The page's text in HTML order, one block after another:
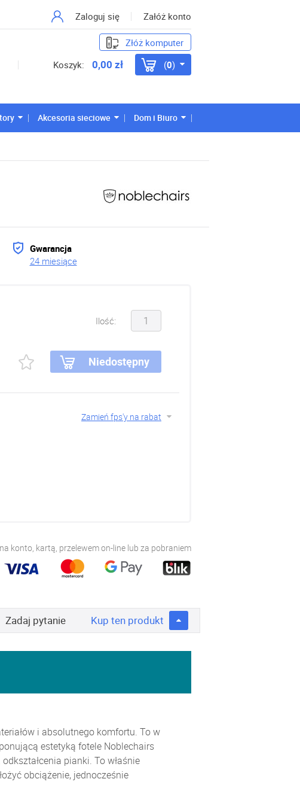
Złóż komputer
Zaloguj się Załóż konto
Akcesoria sieciowe Dom i Biuro
Koszyk: 0,00 zł 0
Gwarancja
24 miesiące
Ilość:
Niedostępny
Zamień fps'y na rabat
konto, kartą, przelewem on-line lub za pobraniem
Zadaj pytanie Kup ten produkt
i absolutnego komfortu. To w
estetyką fotele Noblechairs
pianki. To właśnie
obciążenie, jednocześnie